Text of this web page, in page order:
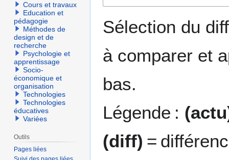
navigation
recherche
Sélection du
à comparer et
bas.
Légende :
(diff) =
Cours et travaux
Education et
pédagogie
Méthodes de
design et de
recherche
Psychologie et
apprentissage
Socio-
économique et
organisation
Technologies
Technologies
éducatives
Variées
Outils
Pages liées